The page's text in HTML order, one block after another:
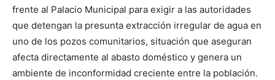
frente al Palacio Municipal para exigir a las autoridades
que detengan la presunta extracción irregular de agua en
uno de los pozos comunitarios, situación que aseguran
afecta directamente al abasto doméstico y genera un
ambiente de inconformidad creciente entre la población.